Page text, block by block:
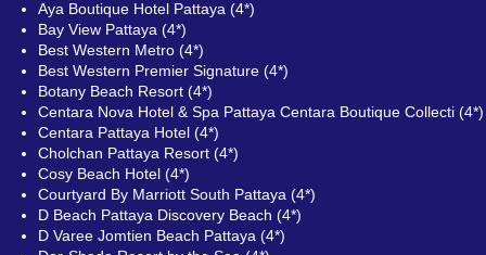
Aya Boutique Hotel Pattaya (4*)
Bay View Pattaya (4*)
Best Western Metro (4*)
Best Western Premier Signature (4*)
Botany Beach Resort (4*)
Centara Nova Hotel & Spa Pattaya Centara Boutique Collecti (4*)
Centara Pattaya Hotel (4*)
Cholchan Pattaya Resort (4*)
Cosy Beach Hotel (4*)
Courtyard By Marriott South Pattaya (4*)
D Beach Pattaya Discovery Beach (4*)
D Varee Jomtien Beach Pattaya (4*)